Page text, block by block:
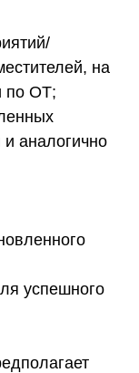
на
по ОТ;
аналогично
успешного